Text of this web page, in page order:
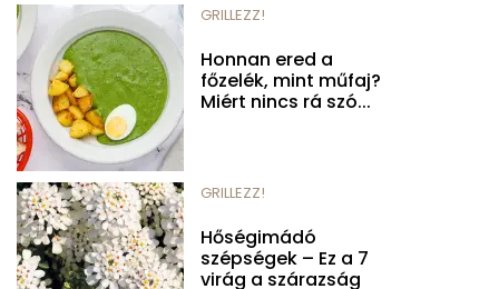
GRILLEZZ!
Honnan ered a
főzelék, mint műfaj?
Miért nincs rá szó...
GRILLEZZ!
Hőségimádó
szépségek – Ez a 7
virág a szárazság